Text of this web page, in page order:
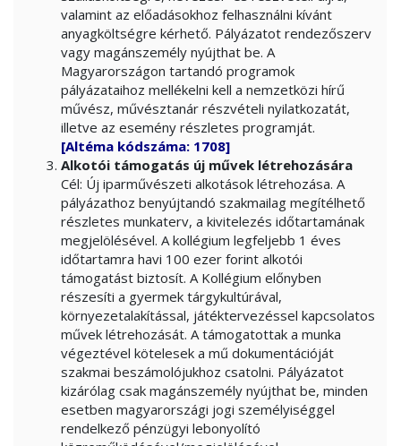
valamint az előadásokhoz felhasználni kívánt
anyagköltségre kérhető. Pályázatot rendezőszerv
vagy magánszemély nyújthat be. A
Magyarországon tartandó programok
pályázataihoz mellékelni kell a nemzetközi hírű
művész, művésztanár részvételi nyilatkozatát,
illetve az esemény részletes programját.
[Altéma kódszáma: 1708]
Alkotói támogatás új művek létrehozására
Cél: Új iparművészeti alkotások létrehozása. A
pályázathoz benyújtandó szakmailag megítélhető
részletes munkaterv, a kivitelezés időtartamának
megjelölésével. A kollégium legfeljebb 1 éves
időtartamra havi 100 ezer forint alkotói
támogatást biztosít. A Kollégium előnyben
részesíti a gyermek tárgykultúrával,
környezetalakítással, játéktervezéssel kapcsolatos
művek létrehozását. A támogatottak a munka
végeztével kötelesek a mű dokumentációját
szakmai beszámolójukhoz csatolni. Pályázatot
kizárólag csak magánszemély nyújthat be, minden
esetben magyarországi jogi személyiséggel
rendelkező pénzügyi lebonyolító